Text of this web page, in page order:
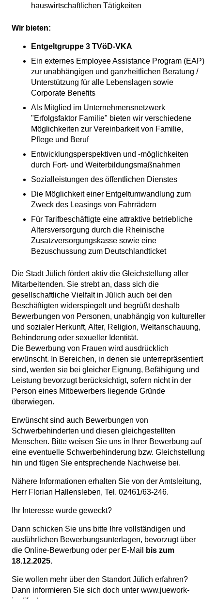
hauswirtschaftlichen Tätigkeiten
Wir bieten:
Entgeltgruppe 3 TVöD-VKA
Ein externes Employee Assistance Program (EAP)
zur unabhängigen und ganzheitlichen Beratung /
Unterstützung für alle Lebenslagen sowie
Corporate Benefits
Als Mitglied im Unternehmensnetzwerk
"Erfolgsfaktor Familie" bieten wir verschiedene
Möglichkeiten zur Vereinbarkeit von Familie,
Pflege und Beruf
Entwicklungsperspektiven und -möglichkeiten
durch Fort- und Weiterbildungsmaßnahmen
Sozialleistungen des öffentlichen Dienstes
Die Möglichkeit einer Entgeltumwandlung zum
Zweck des Leasings von Fahrrädern
Für Tarifbeschäftigte eine attraktive betriebliche
Altersversorgung durch die Rheinische
Zusatzversorgungskasse sowie eine
Bezuschussung zum Deutschlandticket
Die Stadt Jülich fördert aktiv die Gleichstellung aller
Mitarbeitenden. Sie strebt an, dass sich die
gesellschaftliche Vielfalt in Jülich auch bei den
Beschäftigten widerspiegelt und begrüßt deshalb
Bewerbungen von Personen, unabhängig von kultureller
und sozialer Herkunft, Alter, Religion, Weltanschauung,
Behinderung oder sexueller Identität.
Die Bewerbung von Frauen wird ausdrücklich
erwünscht. In Bereichen, in denen sie unterrepräsentiert
sind, werden sie bei gleicher Eignung, Befähigung und
Leistung bevorzugt berücksichtigt, sofern nicht in der
Person eines Mitbewerbers liegende Gründe
überwiegen.
Erwünscht sind auch Bewerbungen von
Schwerbehinderten und diesen gleichgestellten
Menschen. Bitte weisen Sie uns in Ihrer Bewerbung auf
eine eventuelle Schwerbehinderung bzw. Gleichstellung
hin und fügen Sie entsprechende Nachweise bei.
Nähere Informationen erhalten Sie von der Amtsleitung,
Herr Florian Hallensleben, Tel. 02461/63-246.
Ihr Interesse wurde geweckt?
Dann schicken Sie uns bitte Ihre vollständigen und
ausführlichen Bewerbungsunterlagen, bevorzugt über
die Online-Bewerbung oder per E-Mail
bis zum
18.12.2025.
Sie wollen mehr über den Standort Jülich erfahren?
Dann informieren Sie sich doch unter www.juework-